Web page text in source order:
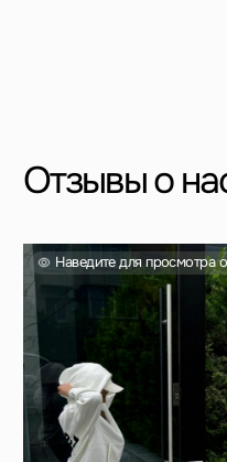
Проверенный выбор тысяч
Вас также могут
заинтересовать